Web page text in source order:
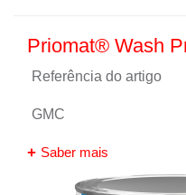
Priomat® Wash
Referência do artigo
GMC
Saber mais